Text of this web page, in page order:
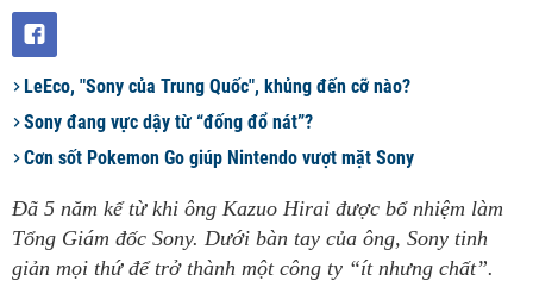
LeEco, "Sony của Trung Quốc", khủng đến cỡ nào?
Sony đang vực dậy từ “đống đổ nát”?
Cơn sốt Pokemon Go giúp Nintendo vượt mặt Sony
Đã 5 năm kể từ khi ông Kazuo Hirai được bổ nhiệm làm
Tổng Giám đốc Sony. Dưới bàn tay của ông, Sony tinh
giản mọi thứ để trở thành một công ty “ít nhưng chất”.